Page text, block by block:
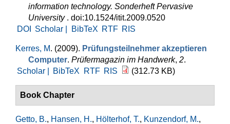
information technology. Sonderheft Pervasive
University . doi:10.1524/itit.2009.0520
DOI
Scholar | BibTeX RTF RIS
Kerres, M. (2009). Prüfungsteilnehmer akzeptieren
Computer. Prüfermagazin im Handwerk, 2.
Scholar |
BibTeX RTF RIS (312.73 KB)
Book Chapter
Getto, B., Hansen, H., Hölterhof, T., Kunzendorf, M.,